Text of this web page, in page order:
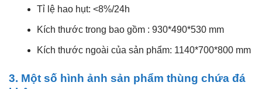
Tỉ lệ hao hụt: <8%/24h
Kích thước trong bao gồm : 930*490*530 mm
Kích thước ngoài của sản phẩm: 1140*700*800 mm
3. Một số hình ảnh sản phẩm thùng chứa đá